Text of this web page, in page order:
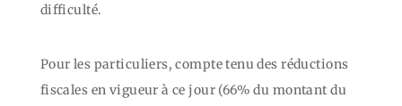
difficulté.
Pour les particuliers, compte tenu des réductions
fiscales en vigueur à ce jour (66% du montant du